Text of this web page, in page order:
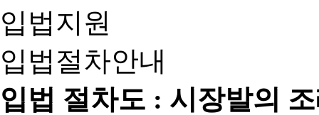
입법지원
입법절차안내
입법 절차도 : 시장발의